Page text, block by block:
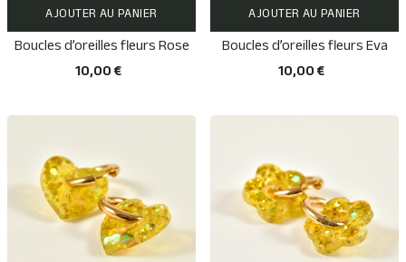
AJOUTER AU PANIER
Boucles d’oreilles fleurs Rose
10,00 €
AJOUTER AU PANIER
Boucles d’oreilles fleurs Eva
10,00 €